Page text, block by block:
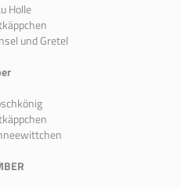
Holle
und Gretel